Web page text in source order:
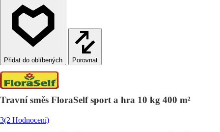
Porovnat
Travní směs FloraSelf sport a hra 10 kg 400 m²
3(2 Hodnocení)